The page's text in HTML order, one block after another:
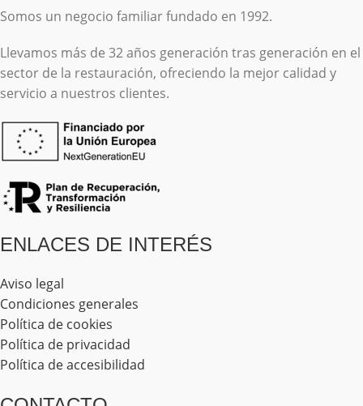
Somos un negocio familiar fundado en 1992.
Llevamos más de 32 años generación tras generación en el
sector de la restauración, ofreciendo la mejor calidad y
servicio a nuestros clientes.
ENLACES DE INTERÉS
Aviso legal
Condiciones generales
Política de cookies
Política de privacidad
Política de accesibilidad